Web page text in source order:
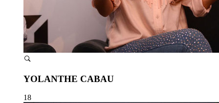
YOLANTHE CABAU
18